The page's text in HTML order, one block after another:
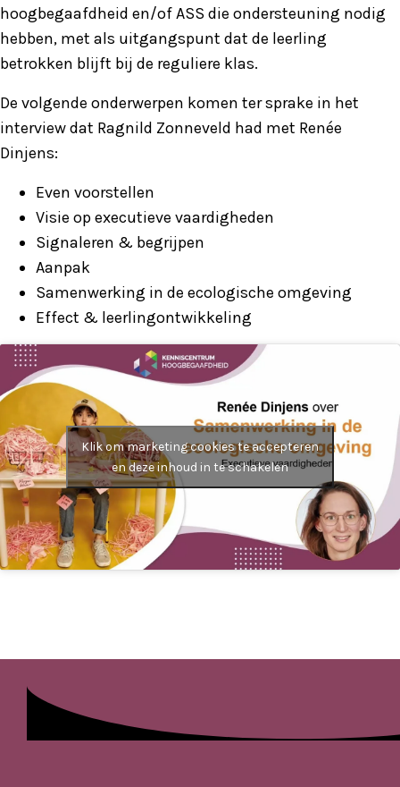
hoogbegaafdheid en/of ASS die ondersteuning nodig
hebben, met als uitgangspunt dat de leerling
betrokken blijft bij de reguliere klas.
De volgende onderwerpen komen ter sprake in het
interview dat Ragnild Zonneveld had met Renée
Dinjens:
Even voorstellen
Visie op executieve vaardigheden
Signaleren & begrijpen
Aanpak
Samenwerking in de ecologische omgeving
Effect & leerlingontwikkeling
Klik om marketing cookies te accepteren
en deze inhoud in te schakelen